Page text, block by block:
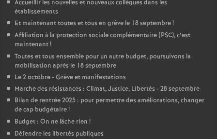
Accueillir les nouvelles et nouveaux collègues dans les
établissements
Et maintenant toutes et tous en grève le 18 septembre!
Affiliation à la protection sociale complémentaire (PSC), c’est
maintenant!
Toutes et tous ensemble pour un autre budget, poursuivons la
mobilisation après le 18 septembre
Le 2 octobre - Grève et manifestations
Marche des résistances : Climat, Justice, Libertés - 28 septembre
Bilan de rentrée 2025 : pour permettre des améliorations, changer
de cap budgétaire!
Budget : On ne lâche rien !
Défendre les libertés publiques